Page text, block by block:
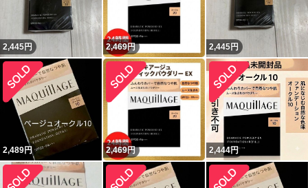
2,445円 2,469円 2,445円
2,489円 2,469円 2,444円